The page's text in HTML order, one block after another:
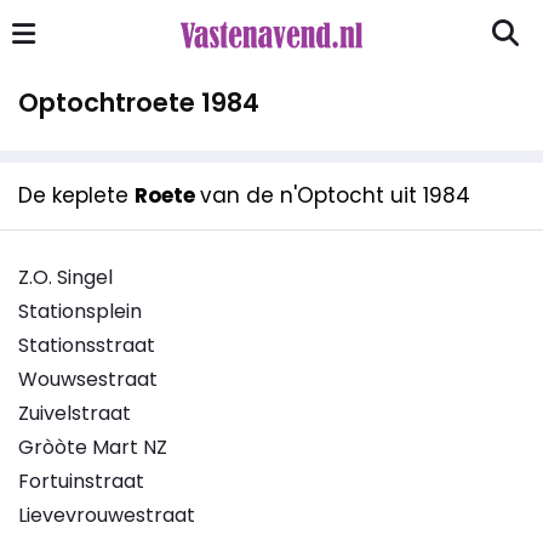
Optochtroete 1984
De keplete Roetevan de n'Optocht uit 1984
Z.O. Singel
Stationsplein
Stationsstraat
Wouwsestraat
Zuivelstraat
Gròòte Mart NZ
Fortuinstraat
Lievevrouwestraat